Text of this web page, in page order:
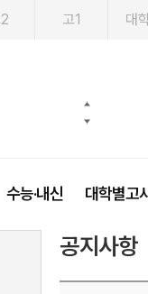
고1 대
수능·내신 대학별고
공지사항